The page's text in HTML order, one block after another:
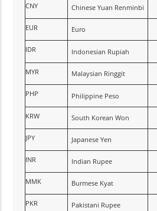
CNY Chinese Yuan Renminbi
EUR Euro
IDR Indonesian Rupiah
MYR Malaysian Ringgit
PHP Philippine Peso
KRW South Korean Won
JPY Japanese Yen
INR Indian Rupee
MMK Burmese Kyat
PKR Pakistani Rupee